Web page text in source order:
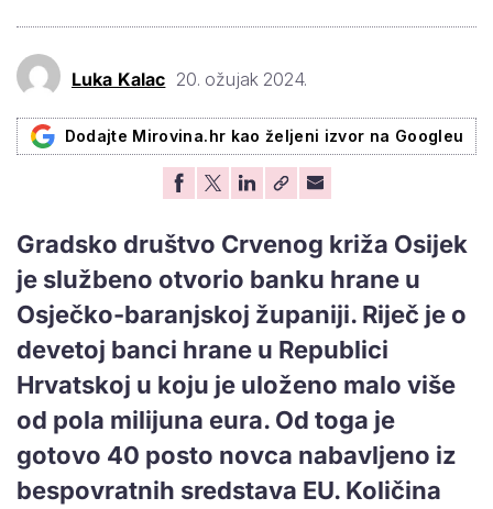
Luka Kalac 20. ožujak 2024.
Dodajte Mirovina.hr kao željeni izvor na Googleu
Gradsko društvo Crvenog križa Osijek
je službeno otvorio banku hrane u
Osječko-baranjskoj županiji. Riječ je o
devetoj banci hrane u Republici
Hrvatskoj u koju je uloženo malo više
od pola milijuna eura. Od toga je
gotovo 40 posto novca nabavljeno iz
bespovratnih sredstava EU. Količina